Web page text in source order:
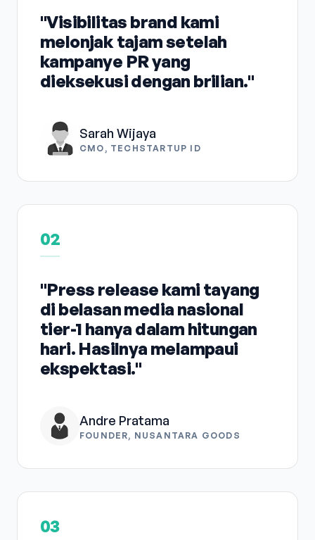
"Visibilitas brand kami
melonjak tajam setelah
kampanye PR yang
dieksekusi dengan brilian."
Sarah Wijaya
CMO, TECHSTARTUP ID
02
"Press release kami tayang
di belasan media nasional
tier-1 hanya dalam hitungan
hari. Hasilnya melampaui
ekspektasi."
Andre Pratama
FOUNDER, NUSANTARA GOODS
03